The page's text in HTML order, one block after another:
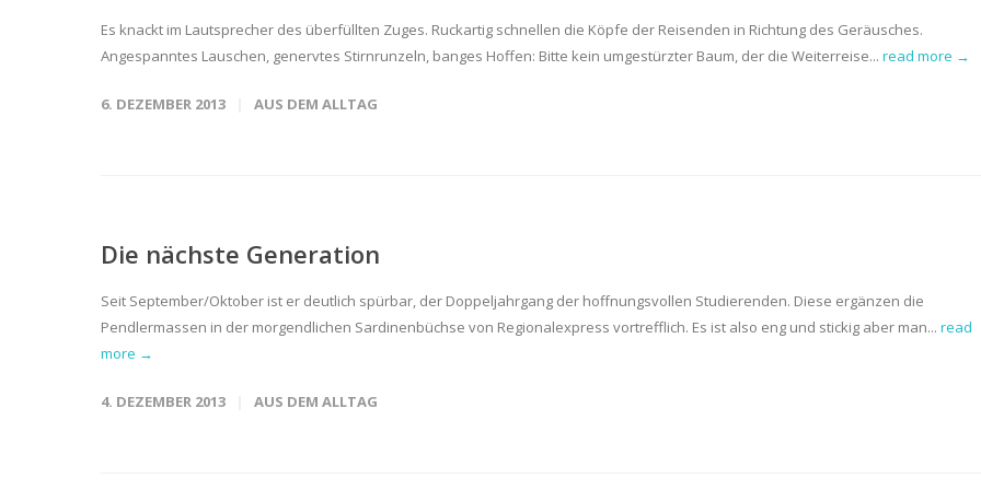
Es knackt im Lautsprecher des überfüllten Zuges. Ruckartig schnellen die Köpfe der Reisenden in Richtung des Geräusches.
Angespanntes Lauschen, genervtes Stirnrunzeln, banges Hoffen: Bitte kein umgestürzter Baum, der die Weiterreise... read more →
6. DEZEMBER 2013 AUS DEM ALLTAG
Die nächste Generation
Seit September/Oktober ist er deutlich spürbar, der Doppeljahrgang der hoffnungsvollen Studierenden. Diese ergänzen die
Pendlermassen in der morgendlichen Sardinenbüchse von Regionalexpress vortrefflich. Es ist also eng und stickig aber man... read
more →
4. DEZEMBER 2013 AUS DEM ALLTAG